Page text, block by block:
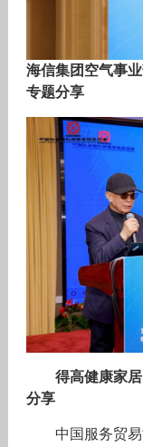
海信集团空气事
专题分享
得高健康家
分享
中国服务贸